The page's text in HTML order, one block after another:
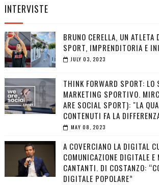
INTERVISTE
BRUNO CERELLA, UN ATLETA
SPORT, IMPRENDITORIA E
JULY 03, 2023
THINK FORWARD SPORT: LO
MARKETING SPORTIVO.
ARE SOCIAL SPORT): "LA
CONTENUTI FA LA
MAY 08, 2023
A COVERCIANO LA DIGITAL
COMUNICAZIONE DIGITALE E
CANTANTI. DI COSTANZO:
DIGITALE POPOLARE”